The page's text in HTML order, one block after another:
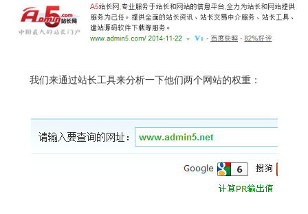
我们来通过站长工具来分析一下他们两个网站的权重：